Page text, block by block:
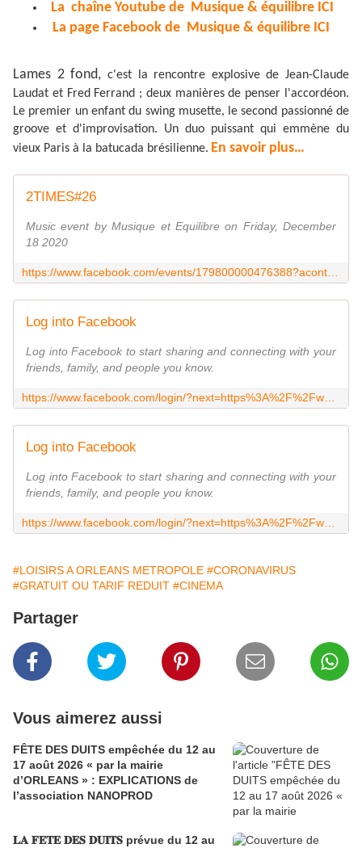
La chaîne Youtube de Musique & équilibre ICI
La page Facebook de Musique & équilibre ICI
Lames 2 fond, c'est la rencontre explosive de Jean-Claude
Laudat et Fred Ferrand ; deux manières de penser l'accordéon.
Le premier un enfant du swing musette, le second passionné de
groove et d'improvisation. Un duo puissant qui emmène du
vieux Paris à la batucada brésilienne. En savoir plus…
2TIMES#26
Music event by Musique et Equilibre on Friday, December
18 2020
Log into Facebook
Log into Facebook to start sharing and connecting with your
friends, family, and people you know.
Log into Facebook
Log into Facebook to start sharing and connecting with your
friends, family, and people you know.
#LOISIRS A ORLEANS METROPOLE #CORONAVIRUS
#GRATUIT OU TARIF REDUIT #CINEMA
Partager
Vous aimerez aussi
FÊTE DES DUITS empêchée du 12 au
17 août 2026 « par la mairie
d’ORLEANS » : EXPLICATIONS de
l’association NANOPROD
𝐋𝐀 𝐅𝐄𝐓𝐄 𝐃𝐄𝐒 𝐃𝐔𝐈𝐓𝐒 prévue du 12 au